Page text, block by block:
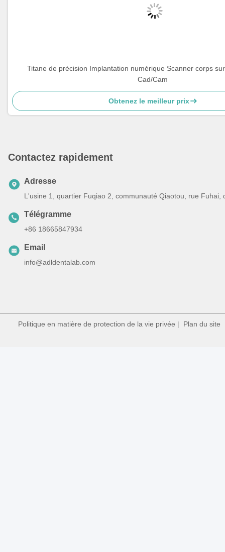
Titane de précision Implantation numérique Scanner corps
Cad/Cam
Obtenez le meilleur prix
Contactez rapidement
Adresse
L'usine 1, quartier Fuqiao 2, communauté Qiaotou, rue
Télégramme
+86 18665847934
Email
info@adldentalab.com
Politique en matière de protection de la vie privée | Plan du site